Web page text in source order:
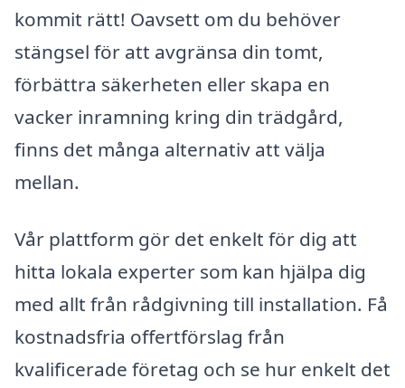
kommit rätt! Oavsett om du behöver
stängsel för att avgränsa din tomt,
förbättra säkerheten eller skapa en
vacker inramning kring din trädgård,
finns det många alternativ att välja
mellan.
Vår plattform gör det enkelt för dig att
hitta lokala experter som kan hjälpa dig
med allt från rådgivning till installation. Få
kostnadsfria offertförslag från
kvalificerade företag och se hur enkelt det